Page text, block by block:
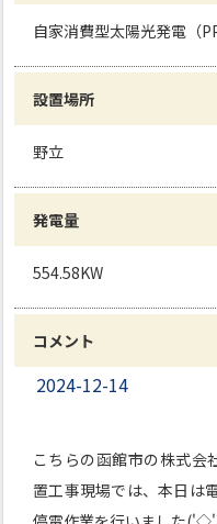
自家消費型太陽光発電（
設置場所
野立
発電量
554.58KW
コメント
2024-12-14
こちらの函館市の株式会
置工事現場では、本日は